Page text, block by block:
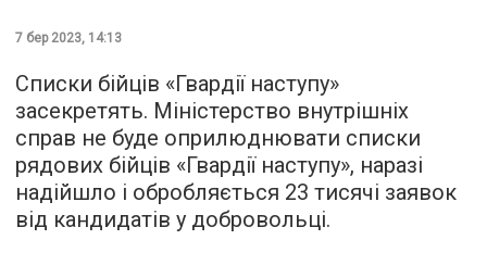
7 бер 2023, 14:13
Списки бійців «Гвардії наступу»
засекретять. Міністерство внутрішніх
справ не буде оприлюднювати списки
рядових бійців «Гвардії наступу», наразі
надійшло і обробляється 23 тисячі заявок
від кандидатів у добровольці.